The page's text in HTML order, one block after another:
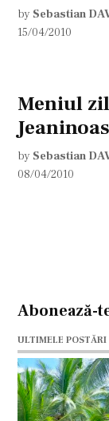
by Sebastian
15/04/2010
Meniul
by Sebastian
08/04/2010
Abonează-
ULTIMELE POSTĂRI